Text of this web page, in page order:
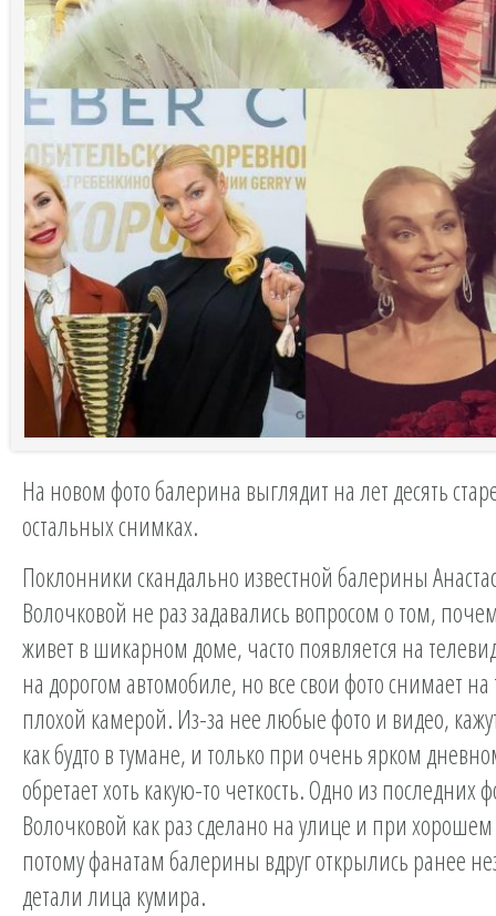
На новом фото балерина выглядит на лет десять
остальных снимках.
Поклонники скандально известной балерины
Волочковой не раз задавались вопросом о том,
живет в шикарном доме, часто появляется на
на дорогом автомобиле, но все свои фото снимает на
плохой камерой. Из-за нее любые фото и видео,
как будто в тумане, и только при очень ярком
обретает хоть какую-то четкость. Одно из последних
Волочковой как раз сделано на улице и при
потому фанатам балерины вдруг открылись ранее
детали лица кумира.